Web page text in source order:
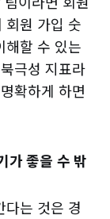
회원 가입 숫
해할 수 있는
극성 지표라
확하게 하면
가 좋을 수 밖
다는 것은 경